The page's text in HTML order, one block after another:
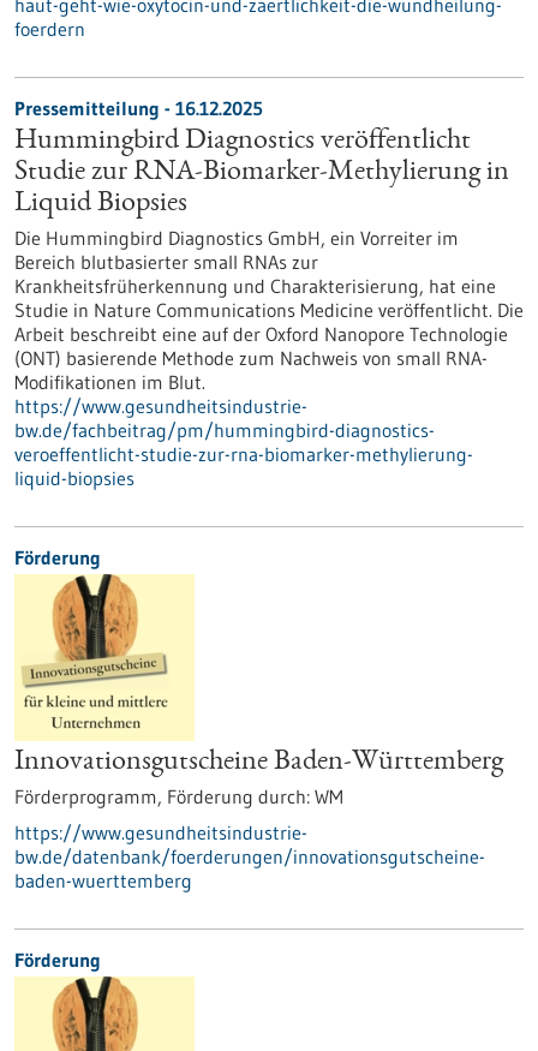
haut-geht-wie-oxytocin-und-zaertlichkeit-die-wundheilung-
foerdern
Pressemitteilung - 16.12.2025
Hummingbird Diagnostics veröffentlicht
Studie zur RNA-Biomarker-Methylierung in
Liquid Biopsies
Die Hummingbird Diagnostics GmbH, ein Vorreiter im
Bereich blutbasierter small RNAs zur
Krankheitsfrüherkennung und Charakterisierung, hat eine
Studie in Nature Communications Medicine veröffentlicht. Die
Arbeit beschreibt eine auf der Oxford Nanopore Technologie
(ONT) basierende Methode zum Nachweis von small RNA-
Modifikationen im Blut.
https://www.gesundheitsindustrie-
bw.de/fachbeitrag/pm/hummingbird-diagnostics-
veroeffentlicht-studie-zur-rna-biomarker-methylierung-
liquid-biopsies
Förderung
Innovationsgutscheine Baden-Württemberg
Förderprogramm, Förderung durch: WM
https://www.gesundheitsindustrie-
bw.de/datenbank/foerderungen/innovationsgutscheine-
baden-wuerttemberg
Förderung